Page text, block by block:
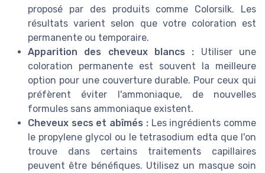
proposé par des produits comme Colorsilk. Les
résultats varient selon que votre coloration est
permanente ou temporaire.
Apparition des cheveux blancs : Utiliser une
coloration permanente est souvent la meilleure
option pour une couverture durable. Pour ceux qui
préfèrent éviter l'ammoniaque, de nouvelles
formules sans ammoniaque existent.
Cheveux secs et abîmés :Les ingrédients comme
le propylene glycol ou le tetrasodium edta que l'on
trouve dans certains traitements capillaires
peuvent être bénéfiques. Utilisez un masque soin